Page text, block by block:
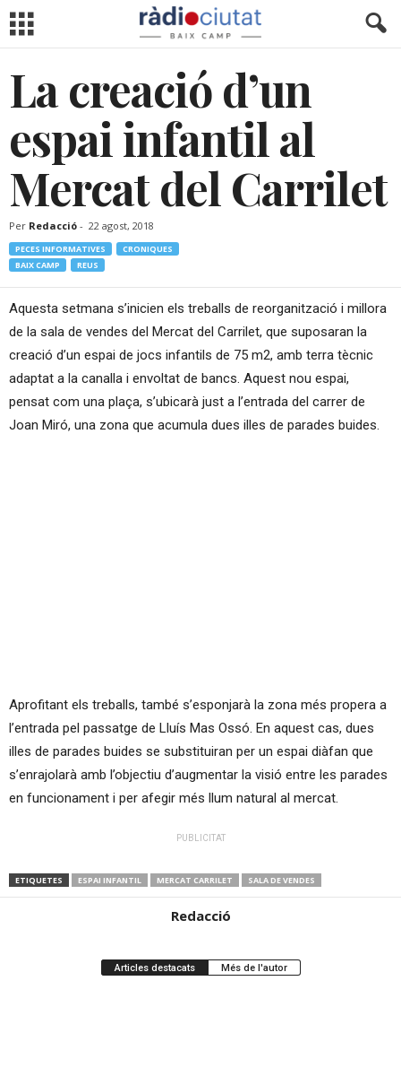
La creació d’un
espai infantil al
Mercat del Carrilet
Per Redacció - 22 agost, 2018
PECES INFORMATIVES
CRONIQUES
BAIX CAMP
REUS
Aquesta setmana s’inicien els treballs de reorganització i millora
de la sala de vendes del Mercat del Carrilet, que suposaran la
creació d’un espai de jocs infantils de 75 m2, amb terra tècnic
adaptat a la canalla i envoltat de bancs. Aquest nou espai,
pensat com una plaça, s’ubicarà just a l’entrada del carrer de
Joan Miró, una zona que acumula dues illes de parades buides.
Aprofitant els treballs, també s’esponjarà la zona més propera a
l’entrada pel passatge de Lluís Mas Ossó. En aquest cas, dues
illes de parades buides se substituiran per un espai diàfan que
s’enrajolarà amb l’objectiu d’augmentar la visió entre les parades
en funcionament i per afegir més llum natural al mercat.
PUBLICITAT
ETIQUETES ESPAI INFANTIL MERCAT CARRILET SALA DE VENDES
Redacció
Articles destacats Més de l'autor